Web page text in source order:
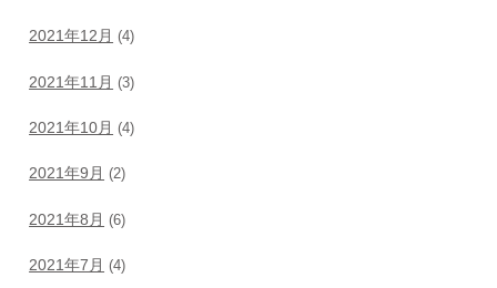
2021年12月 (4)
2021年11月 (3)
2021年10月 (4)
2021年9月 (2)
2021年8月 (6)
2021年7月 (4)